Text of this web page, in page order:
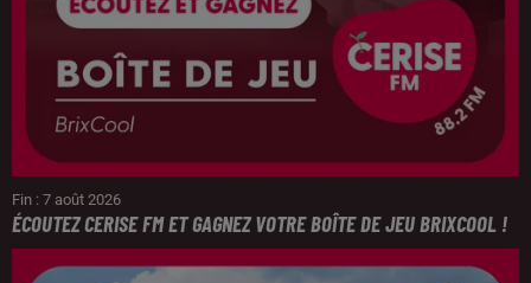
Fin : 7 août 2026
ÉCOUTEZ CERISE FM ET GAGNEZ VOTRE BOÎTE DE JEU BRIXCOOL !